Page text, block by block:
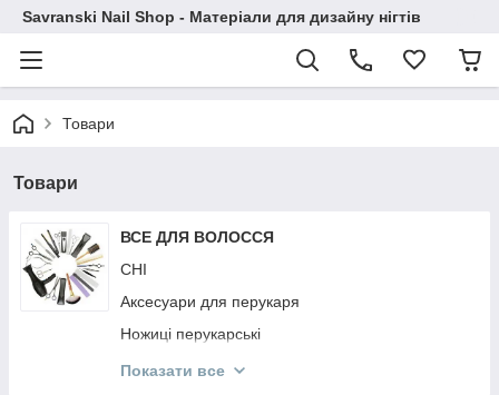
Savranski Nail Shop - Матеріали для дизайну нігтів
Товари
Товари
ВСЕ ДЛЯ ВОЛОССЯ
CHI
Аксесуари для перукаря
Ножиці перукарські
Гребінці
Показати все